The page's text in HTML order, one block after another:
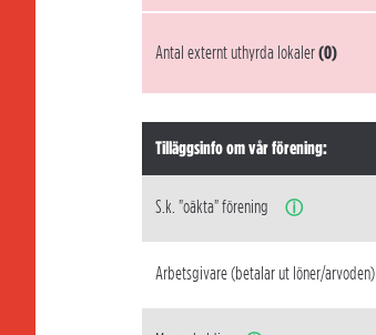
Antal externt uthyrda lokaler(0)
Tilläggsinfo om vår förening:
S.k. "oäkta" förening ⓘ
Arbetsgivare (betalar ut löner/arvoden)